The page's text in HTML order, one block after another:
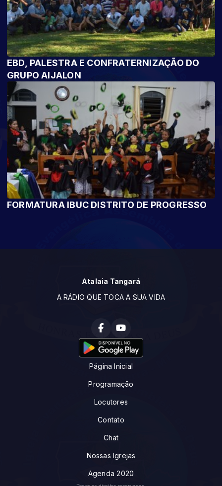
EBD, PALESTRA E CONFRATERNIZAÇÃO DO
GRUPO AIJALON
FORMATURA IBUC DISTRITO DE PROGRESSO
Atalaia Tangará
A RÁDIO QUE TOCA A SUA VIDA
Página Inicial
Programação
Locutores
Contato
Chat
Nossas Igrejas
Agenda 2020